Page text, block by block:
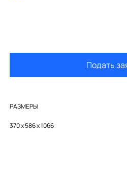
Подать
РАЗМЕРЫ
370 x 586 x 1066